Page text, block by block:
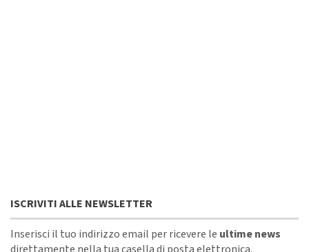
ISCRIVITI ALLE NEWSLETTER
Inserisci il tuo indirizzo email per ricevere le ultime news